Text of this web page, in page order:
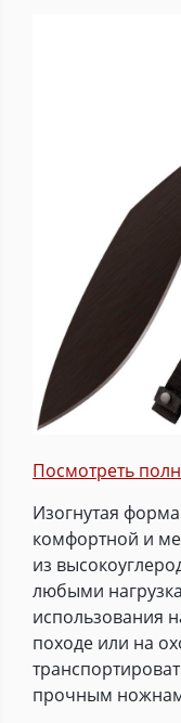
Посмотреть
Изогнутая
комфортной и
из
любыми
использования
походе или на
прочным